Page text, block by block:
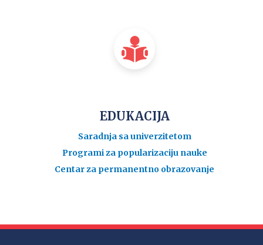
EDUKACIJA
Saradnja sa univerzitetom
Programi za popularizaciju nauke
Centar za permanentno obrazovanje